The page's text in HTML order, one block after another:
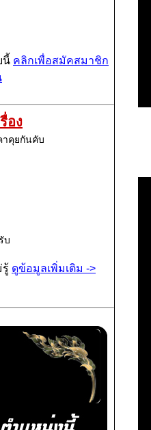
นี้ คลิกเพื่อสมัคสมาชิก
อง
าคุยกันคับ
บ
ดูข้อมูลเพิ่มเติม ->